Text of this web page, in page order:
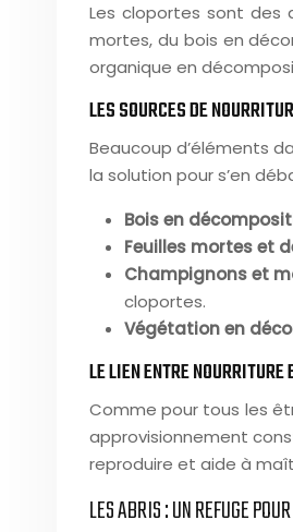
Les cloportes sont des
mortes, du bois en
organique en
LES SOURCES DE
Beaucoup d’éléments
la solution pour s’en
Bois en
Feuilles mortes et
Champignons et
cloportes.
Végétation en
LE LIEN ENTRE
Comme pour tous les
approvisionnement
reproduire et aide à
LES ABRIS : UN REFUGE